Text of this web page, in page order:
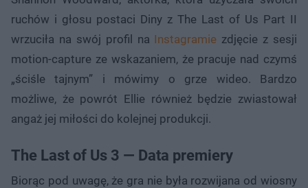
ruchów i głosu postaci Diny z The Last of Us Part II
wrzuciła na swój profil na Instagramie zdjęcie z sesji
motion-capture ze wskazaniem, że pracuje nad czymś
„ściśle tajnym” i mówimy o grze wideo. Bardzo
możliwe, że powrót Ellie również będzie zwiastował
angaż jej miłości do kolejnej produkcji.
The Last of Us 3 — Data premiery
Biorąc pod uwagę, że gra nie była rozwijana od wiosny